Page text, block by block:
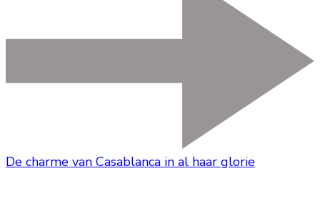
De charme van Casablanca in al haar glorie